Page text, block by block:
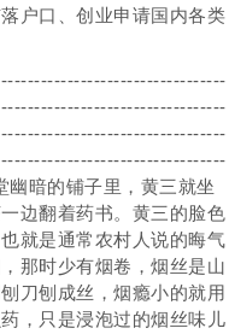
户口、创业申请国内各类
暗的铺子里，黄三就坐
边翻着药书。黄三的脸色
就是通常农村人说的晦气
那时少有烟卷，烟丝是山
刀刨成丝，烟瘾小的就用
，只是浸泡过的烟丝味儿